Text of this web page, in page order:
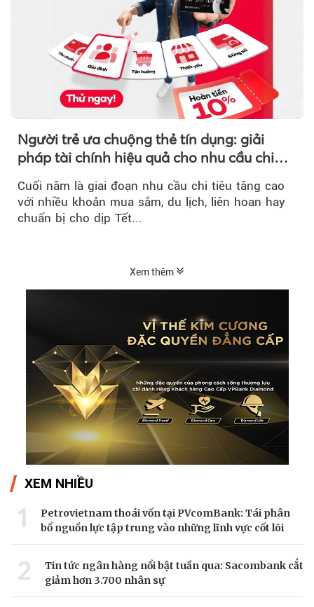
Người trẻ ưa chuộng thẻ tín dụng: giải
pháp tài chính hiệu quả cho nhu cầu chi
tiêu cuối năm
Cuối năm là giai đoạn nhu cầu chi tiêu tăng cao
với nhiều khoản mua sắm, du lịch, liên hoan hay
chuẩn bị cho dịp Tết...
Xem thêm
XEM NHIỀU
1
Petrovietnam thoái vốn tại PVcomBank: Tái phân
bổ nguồn lực tập trung vào những lĩnh vực cốt lõi
2
Tin tức ngân hàng nổi bật tuần qua: Sacombank cắt
giảm hơn 3.700 nhân sự